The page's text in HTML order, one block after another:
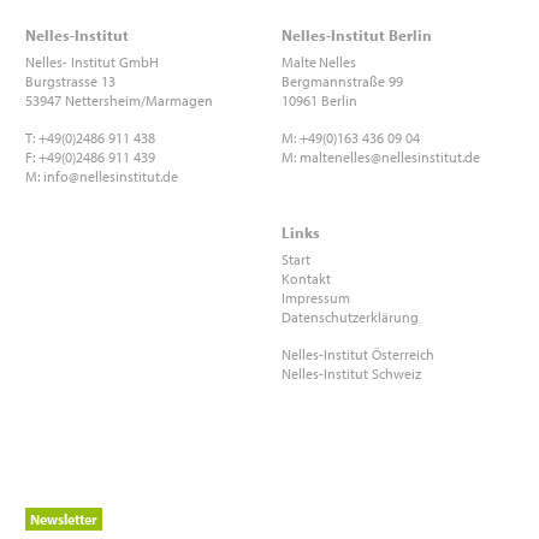
Nelles-Institut
Nelles- Institut GmbH
Burgstrasse 13
53947 Nettersheim/Marmagen
T: +49(0)2486 911 438
F: +49(0)2486 911 439
M: info@nellesinstitut.de
Nelles-Institut Berlin
Malte Nelles
Bergmannstraße 99
10961 Berlin
M: +49(0)163 436 09 04
M: maltenelles@nellesinstitut.de
Links
Start
Kontakt
Impressum
Datenschutzerklärung
Nelles-Institut Österreich
Nelles-Institut Schweiz
Newsletter